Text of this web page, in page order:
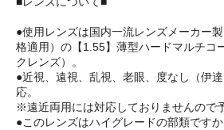
●使用レンズは国内一流レンズメーカー
格適用）の【1.55】薄型ハードマルチコ
クレンズ）。
●近視、遠視、乱視、老眼、度なし（伊
応。
※遠近両用には対応しておりませんので
●このレンズはハイグレードの部類です